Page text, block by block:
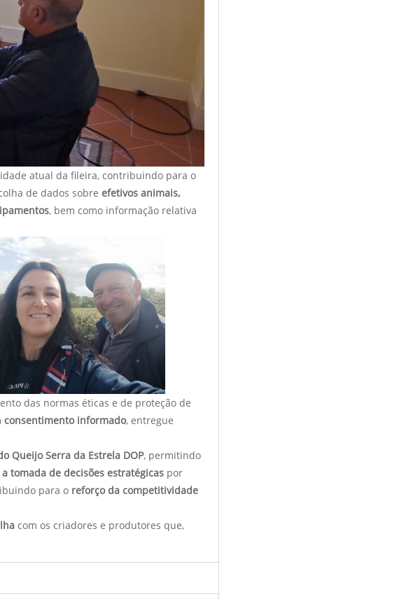
atual da fileira, contribuindo para o
de dados sobre efetivos animais,
, bem como informação relativa
das normas éticas e de proteção de
consentimento informado, entregue
Queijo Serra da Estrela DOP, permitindo
a tomada de decisões estratégicas por
para o reforço da competitividade
com os criadores e produtores que,